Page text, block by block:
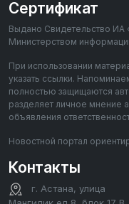
Сертификат
Выдано Свидетельство ИА
Министерством
При использовании
указать ссылки.
полностью защищаются
разделяет личное мнение
объявления
Новостной портал
Контакты
г. Астана, улица